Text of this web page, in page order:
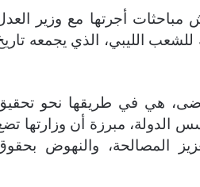
أجرتها مع وزير
الليبي، الذي يجمعه
هي في طريقها نحو
الدولة، مبرزة أن وزارتها
المصالحة، والنهوض